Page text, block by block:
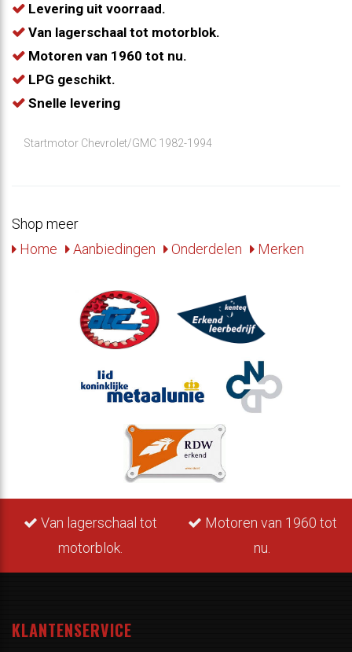
Levering uit voorraad.
Van lagerschaal tot motorblok.
Motoren van 1960 tot nu.
LPG geschikt.
Snelle levering
Startmotor Chevrolet/GMC 1982-1994
Shop meer
Home
Aanbiedingen Onderdelen Merken
Van lagerschaal tot
motorblok.
Motoren van 1960 tot
nu.
KLANTENSERVICE